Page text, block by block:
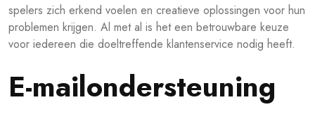
spelers zich erkend voelen en creatieve oplossingen voor hun
problemen krijgen. Al met al is het een betrouwbare keuze
voor iedereen die doeltreffende klantenservice nodig heeft.
E-mailondersteuning